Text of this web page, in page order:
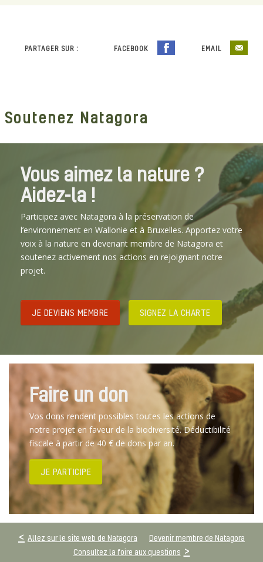
PARTAGER SUR : FACEBOOK EMAIL
Soutenez Natagora
Vous aimez la nature ?
Aidez-la !
Participez avec Natagora à la préservation de
l’environnement en Wallonie et à Bruxelles. Apportez votre
voix à la nature en devenant membre de Natagora et
soutenez activement nos actions en rejoignant notre
projet.
JE DEVIENS MEMBRE SIGNEZ LA CHARTE
Faire un don
Vos dons rendent possibles toutes les actions de
notre projet en faveur de la biodiversité. Déductibilité
fiscale à partir de 40 € de dons par an.
JE PARTICIPE
Allez sur le site web de Natagora
Devenir membre de Natagora
Consultez la foire aux questions